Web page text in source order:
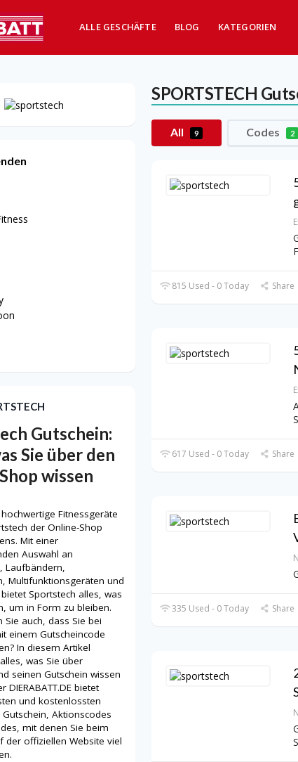
ALLE GESCHÄFTE BLOG KATEGORIEN
SPORTSTECH
All 9 Codes 2
815 Used - 0 Today Share
617 Used - 0 Today Share
335 Used - 0 Today Share
Gutschein:
Sie über den
wissen
Fitnessgeräte
der Online-Shop
Mit einer
Auswahl an
Laufbändern,
Multifunktionsgeräten und
Sportstech alles, was
um in Form zu bleiben.
Sie auch, dass Sie bei
einem Gutscheincode
In diesem Artikel
was Sie über
seinen Gutschein wissen
DIERABATT.DE bietet
und kostenlossten
Gutschein, Aktionscodes
mit denen Sie beim
der offiziellen Website viel